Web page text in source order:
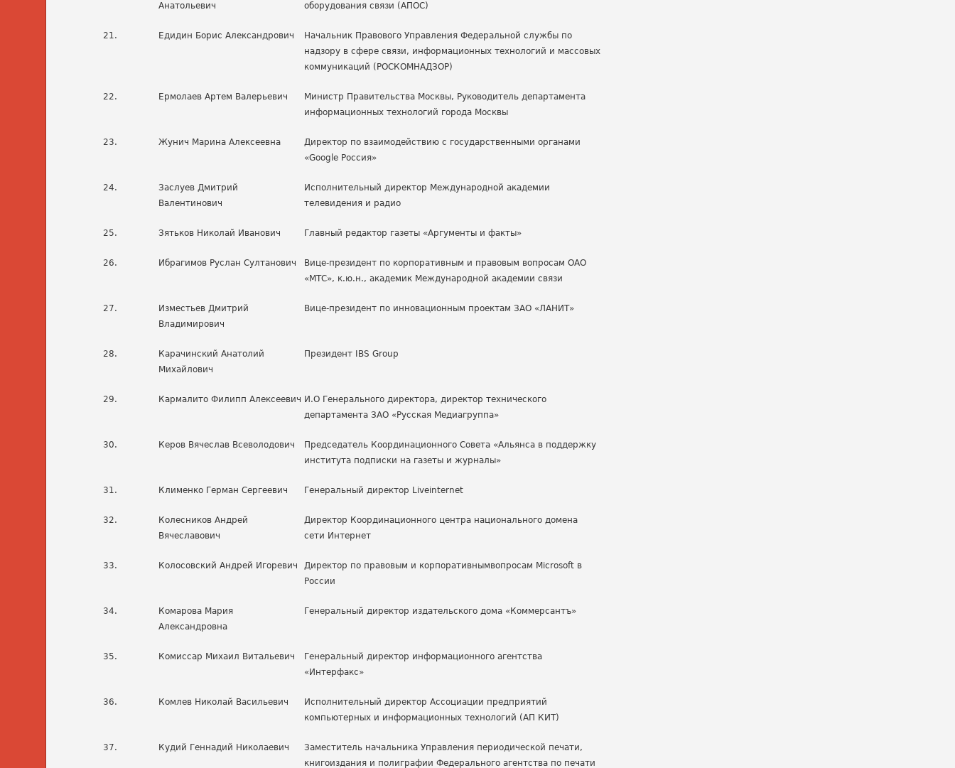
Анатольевич
оборудования связи (АПОС)
21. Едидин Борис Александрович
Начальник Правового Управления Федеральной службы по
надзору в сфере связи, информационных технологий и массовых
коммуникаций (РОСКОМНАДЗОР)
22. Ермолаев Артем Валерьевич
Министр Правительства Москвы, Руководитель департамента
информационных технологий города Москвы
23. Жунич Марина Алексеевна
Директор по взаимодействию с государственными органами
«Google Россия»
24.
Заслуев Дмитрий
Валентинович
Исполнительный директор Международной академии
телевидения и радио
25. Зятьков Николай Иванович Главный редактор газеты «Аргументы и факты»
26. Ибрагимов Руслан Султанович
Вице-президент по корпоративным и правовым вопросам ОАО
«МТС», к.ю.н., академик Международной академии связи
27.
Изместьев Дмитрий
Владимирович
Вице-президент по инновационным проектам ЗАО «ЛАНИТ»
28.
Карачинский Анатолий
Михайлович
Президент IBS Group
29. Кармалито Филипп Алексеевич И.О Генерального директора, директор технического
департамента ЗАО «Русская Медиагруппа»
30. Керов Вячеслав Всеволодович
Председатель Координационного Совета «Альянса в поддержку
института подписки на газеты и журналы»
31. Клименко Герман Сергеевич Генеральный директор Liveinternet
32.
Колесников Андрей
Вячеславович
Директор Координационного центра национального домена
сети Интернет
33. Колосовский Андрей Игоревич
Директор по правовым и корпоративнымвопросам Microsoft в
России
34.
Комарова Мария
Александровна
Генеральный директор издательского дома «Коммерсантъ»
35. Комиссар Михаил Витальевич
Генеральный директор информационного агентства
«Интерфакс»
36. Комлев Николай Васильевич
Исполнительный директор Ассоциации предприятий
компьютерных и информационных технологий (АП КИТ)
37. Кудий Геннадий Николаевич
Заместитель начальника Управления периодической печати,
книгоиздания и полиграфии Федерального агентства по печати